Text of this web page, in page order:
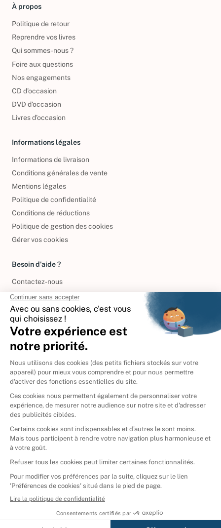
À propos
Politique de retour
Reprendre vos livres
Qui sommes-nous ?
Foire aux questions
Nos engagements
CD d'occasion
DVD d'occasion
Livres d’occasion
Informations légales
Informations de livraison
Conditions générales de vente
Mentions légales
Politique de confidentialité
Conditions de réductions
Politique de gestion des cookies
Gérer vos cookies
Besoin d'aide ?
Contactez-nous
International
🇪🇸Espagne
🇮🇹Italie
Donner vos livres
Ammareal © 2026